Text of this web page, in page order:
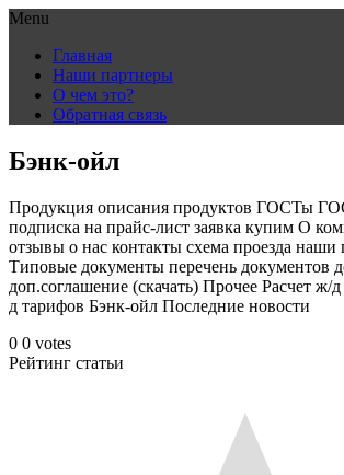
Menu
content
Главная
Наши партнеры
О чем это?
Обратная связь
Бэнк-ойл
Продукция описания продуктов ГОСТы
подписка на прайс-лист заявка купим О
отзывы о нас контакты схема проезда наши
Типовые документы перечень документов
доп.соглашение (скачать) Прочее Расчет ж/
д тарифов Бэнк-ойл Последние новости
0 0 votes
Рейтинг статьи